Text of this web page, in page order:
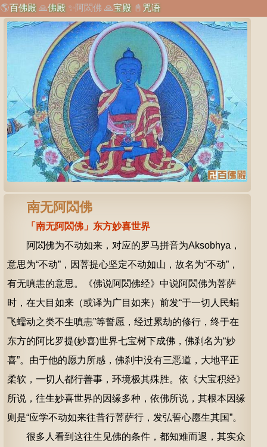
🌎百佛殿 🙏佛殿 ✨阿閦佛 🙏宝殿 📓 咒语
南无阿閦佛
「南无阿閦佛」东方妙喜世界
阿閦佛为不动如来，对应的罗马拼音为Aksobhya，
意思为“不动”，因菩提心坚定不动如山，故名为“不动”，
有无嗔恚的意思。《佛说阿閦佛经》中说阿閦佛为菩萨
时，在大目如来（或译为广目如来）前发“于一切人民蜎
飞蠕动之类不生嗔恚”等誓愿，经过累劫的修行，终于在
东方的阿比罗提(妙喜)世界七宝树下成佛，佛刹名为“妙
喜”。由于他的愿力所感，佛刹中没有三恶道，大地平正
柔软，一切人都行善事，环境极其殊胜。依《大宝积经》
所说，往生妙喜世界的因缘多种，依佛所说，其根本因缘
则是“应学不动如来往昔行菩萨行，发弘誓心愿生其国”。
很多人看到这往生见佛的条件，都知难而退，其实众